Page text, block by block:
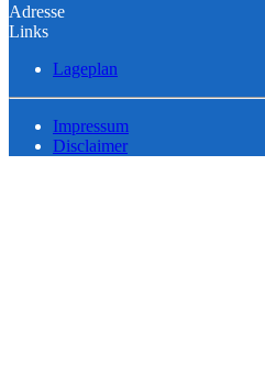
Adresse
Links
Lageplan
Impressum
Disclaimer